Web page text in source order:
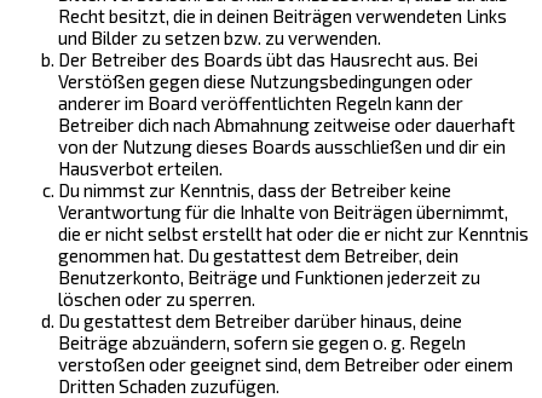
Recht besitzt, die in deinen Beiträgen verwendeten Links
und Bilder zu setzen bzw. zu verwenden.
Der Betreiber des Boards übt das Hausrecht aus. Bei
Verstößen gegen diese Nutzungsbedingungen oder
anderer im Board veröffentlichten Regeln kann der
Betreiber dich nach Abmahnung zeitweise oder dauerhaft
von der Nutzung dieses Boards ausschließen und dir ein
Hausverbot erteilen.
Du nimmst zur Kenntnis, dass der Betreiber keine
Verantwortung für die Inhalte von Beiträgen übernimmt,
die er nicht selbst erstellt hat oder die er nicht zur Kenntnis
genommen hat. Du gestattest dem Betreiber, dein
Benutzerkonto, Beiträge und Funktionen jederzeit zu
löschen oder zu sperren.
Du gestattest dem Betreiber darüber hinaus, deine
Beiträge abzuändern, sofern sie gegen o. g. Regeln
verstoßen oder geeignet sind, dem Betreiber oder einem
Dritten Schaden zuzufügen.